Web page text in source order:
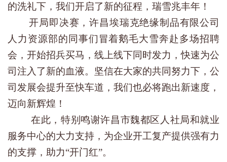
的洗礼下，我们开启了新的征程，瑞雪兆丰年！
开局即决赛，许昌埃瑞克绝缘制品有限公司
人力资源部的同事们冒着鹅毛大雪奔赴多场招聘
会，开始招兵买马，线上线下同时发力，快速为公
司注入了新的血液。坚信在大家的共同努力下，公
司发展会提升至快车道，我们也必将跑出新速度，
迈向新辉煌！
在此，特别鸣谢许昌市魏都区人社局和就业
服务中心的大力支持，为企业开工复产提供强有力
的支撑，助力“开门红”。